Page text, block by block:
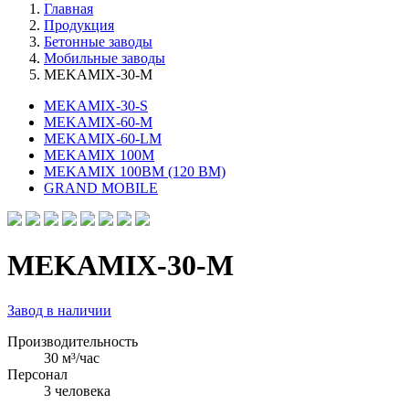
Главная
Продукция
Бетонные заводы
Мобильные заводы
MEKAMIX-30-М
MEKAMIX-30-S
MEKAMIX-60-М
MEKAMIX-60-LМ
MEKAMIX 100M
MEKAMIX 100BM (120 BM)
GRAND MOBILE
MEKAMIX-30-М
Завод в наличии
Производительность
30 м³/час
Персонал
3 человека